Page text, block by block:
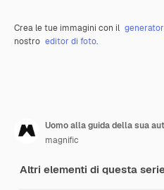
Crea le tue immagini con il
nostro editor di foto.
Uomo alla guida della sua
magnific
Altri elementi di questa